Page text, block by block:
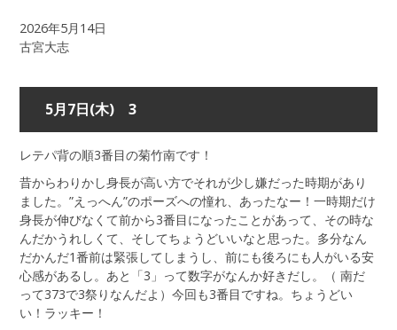
2026年5月14日
古宮大志
5月7日(木) 3
レテパ背の順3番目の菊竹南です！
昔からわりかし身長が高い方でそれが少し嫌だった時期があり
ました。”えっへん”のポーズへの憧れ、あったなー！一時期だけ
身長が伸びなくて前から3番目になったことがあって、その時な
んだかうれしくて、そしてちょうどいいなと思った。多分なん
だかんだ1番前は緊張してしまうし、前にも後ろにも人がいる安
心感があるし。あと「3」って数字がなんか好きだし。（ 南だ
って373で3祭りなんだよ）今回も3番目ですね。ちょうどい
い！ラッキー！